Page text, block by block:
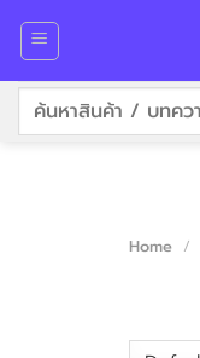
content
Search
Home /